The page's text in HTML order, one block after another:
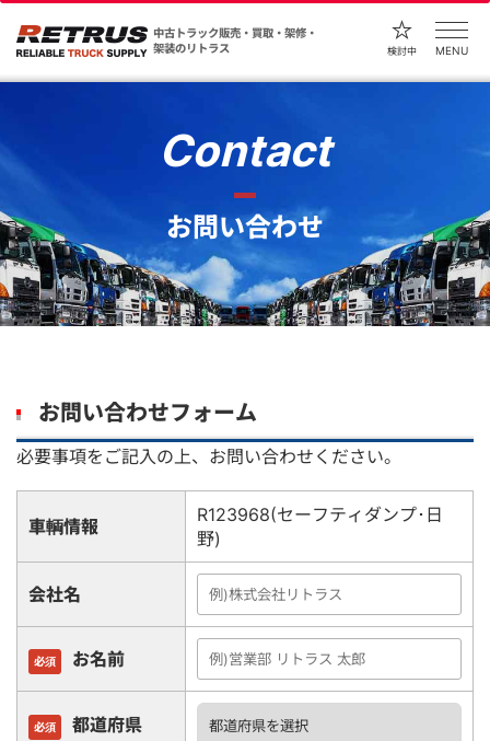
中古トラック販売・買取・架修・
架装のリトラス
検討中 MENU
Contact
お問い合わせ
お問い合わせフォーム
必要事項をご記入の上、お問い合わせください。
車輌情報
R123968(セーフティダンプ･日
野)
会社名
必須 お名前
必須 都道府県